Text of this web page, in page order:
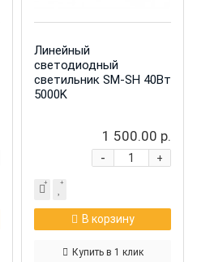
Линейный
светодиодный
светильник SM-SH 40Вт
5000K
1 500.00 р.
+
-
В корзину
Купить в 1 клик